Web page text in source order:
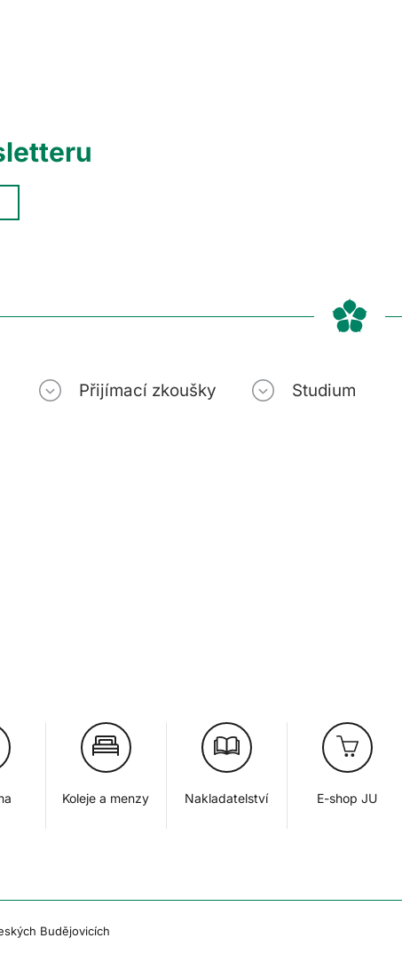
Přijímací zkoušky Studium
Koleje a menzy Nakladatelství E-shop JU
Budějovicích